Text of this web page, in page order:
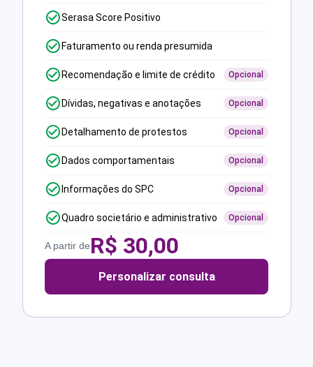
Serasa Score Positivo
Faturamento ou renda presumida
Recomendação e limite de crédito Opcional
Dívidas, negativas e anotações Opcional
Detalhamento de protestos Opcional
Dados comportamentais Opcional
Informações do SPC Opcional
Quadro societário e administrativo Opcional
A partir deR$ 30,00
Personalizar consulta